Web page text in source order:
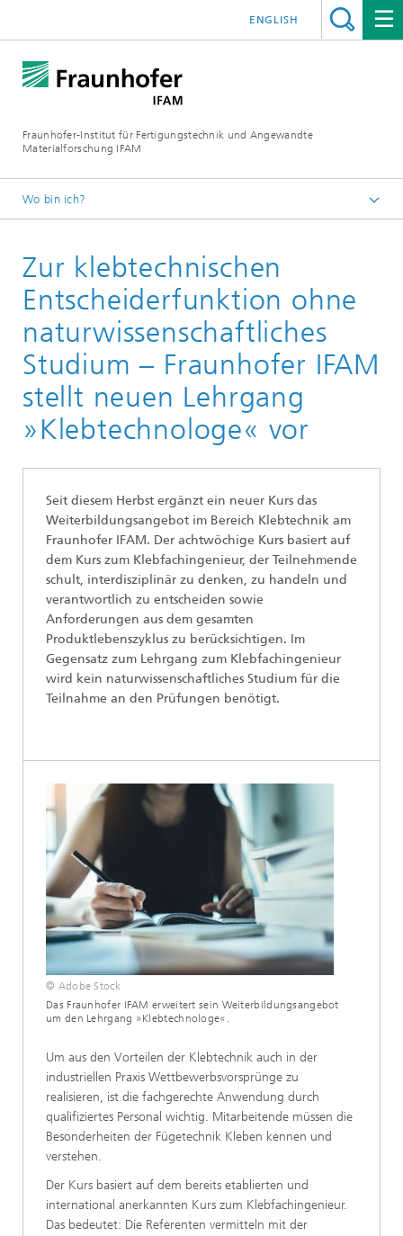
Fraunhofer-Institut für Fertigungstechnik und Angewandte
Materialforschung IFAM
ENGLISH
Wo bin ich?
Blog
Zur klebtechnischen
Entscheiderfunktion ohne
naturwissenschaftliches
Studium – Fraunhofer IFAM
stellt neuen Lehrgang
»Klebtechnologe« vor
Seit diesem Herbst ergänzt ein neuer Kurs das
Weiterbildungsangebot im Bereich Klebtechnik am
Fraunhofer IFAM. Der achtwöchige Kurs basiert auf
dem Kurs zum Klebfachingenieur, der Teilnehmende
schult, interdisziplinär zu denken, zu handeln und
verantwortlich zu entscheiden sowie
Anforderungen aus dem gesamten
Produktlebenszyklus zu berücksichtigen. Im
Gegensatz zum Lehrgang zum Klebfachingenieur
wird kein naturwissenschaftliches Studium für die
Teilnahme an den Prüfungen benötigt.
© Adobe Stock
Das Fraunhofer IFAM erweitert sein Weiterbildungsangebot
um den Lehrgang »Klebtechnologe«.
Um aus den Vorteilen der Klebtechnik auch in der
industriellen Praxis Wettbewerbsvorsprünge zu
realisieren, ist die fachgerechte Anwendung durch
qualifiziertes Personal wichtig. Mitarbeitende müssen die
Besonderheiten der Fügetechnik Kleben kennen und
verstehen.
Der Kurs basiert auf dem bereits etablierten und
international anerkannten Kurs zum Klebfachingenieur.
Das bedeutet: Die Referenten vermitteln mit der